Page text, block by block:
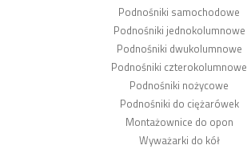
Podnośniki samochodowe
Podnośniki jednokolumnowe
Podnośniki dwukolumnowe
Podnośniki czterokolumnowe
Podnośniki nożycowe
Podnośniki do ciężarówek
Montażownice do opon
Wyważarki do kół